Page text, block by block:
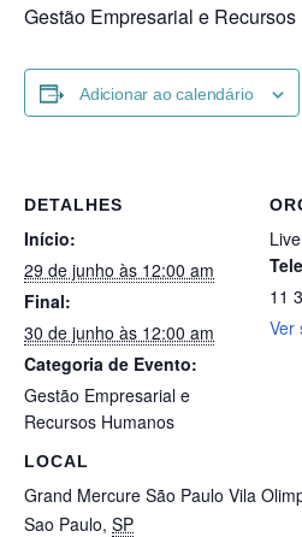
Gestão Empresarial e
Adicionar ao calendário
DETALHES
Início:
29 de junho às 12:00 am
Final:
30 de junho às 12:00 am
Categoria de Evento:
Gestão Empresarial e
Recursos Humanos
LOCAL
Grand Mercure São Paulo Vila
Sao Paulo, SP
11
Ver